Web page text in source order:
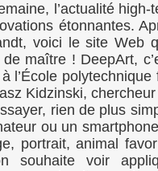
l’actualité
étonnantes.
voici le site Web
maître ! DeepArt,
l’École
Kidzinski,
rien de plus
ou un
portrait, animal
souhaite voir